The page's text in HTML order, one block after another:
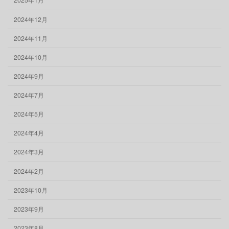
2024年12月
2024年11月
2024年10月
2024年9月
2024年7月
2024年5月
2024年4月
2024年3月
2024年2月
2023年10月
2023年9月